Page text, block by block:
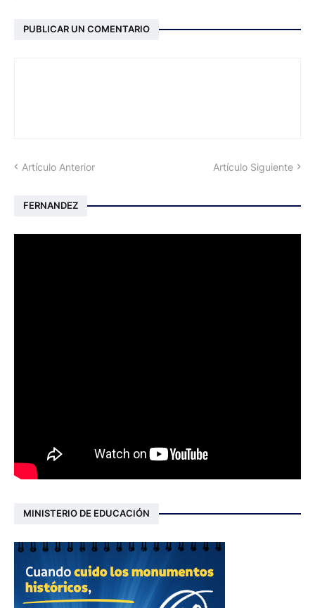
PUBLICAR UN COMENTARIO
Artículo Anterior Artículo Siguiente
FERNANDEZ
MINISTERIO DE EDUCACIÓN